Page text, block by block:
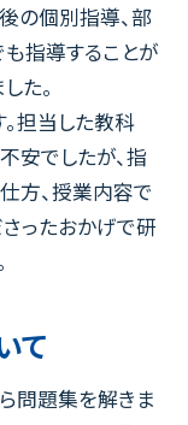
の個別指導、部
指導することが
た。
担当した教科
安でしたが、指
方、授業内容で
ったおかげで研
て
問題集を解きま